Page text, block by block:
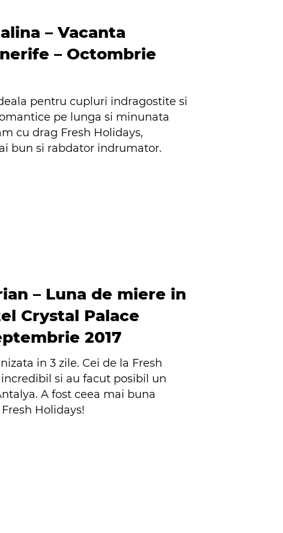
– Vacanta
– Octombrie
pentru cupluri indragostite si
pe lunga si minunata
cu drag Fresh Holidays,
bun si rabdator indrumator.
– Luna de miere in
Crystal Palace
2017
in 3 zile. Cei de la Fresh
si au facut posibil un
A fost ceea mai buna
Holidays!